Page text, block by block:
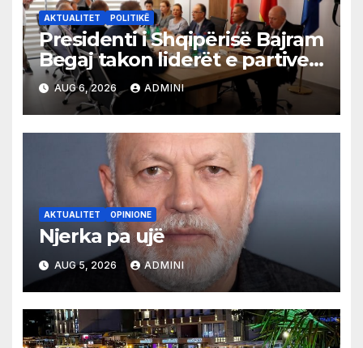
AKTUALITET POLITIKË
Presidenti i Shqipërisë Bajram
Begaj takon liderët e partive
shqiptare në Ulqin
AUG 6, 2026 ADMINI
AKTUALITET OPINIONE
Njerka pa ujë
AUG 5, 2026 ADMINI